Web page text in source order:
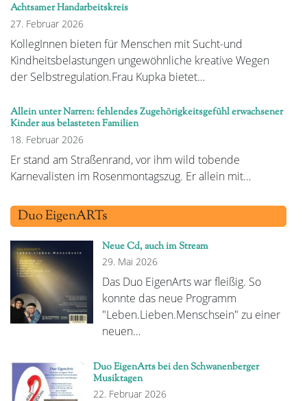
Achtsamer Handarbeitskreis
27. Februar 2026
KollegInnen bieten für Menschen mit Sucht-und
Kindheitsbelastungen ungewöhnliche kreative Wegen
der Selbstregulation.Frau Kupka bietet…
Allein unter Narren: fehlendes Zugehörigkeitsgefühl erwachsener
Kinder aus belasteten Familien
18. Februar 2026
Er stand am Straßenrand, vor ihm wild tobende
Karnevalisten im Rosenmontagszug. Er allein mit…
Duo EigenARTs
Neue Cd, auch im Stream
29. Mai 2026
Das Duo EigenArts war fleißig. So
konnte das neue Programm
"Leben.Lieben.Menschsein" zu einer
neuen…
Duo EigenArts bei den Schwanenberger
Musiktagen
22. Februar 2026